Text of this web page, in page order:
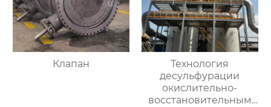
Клапан
Технология
десульфурации
окислительно-
восстановительным